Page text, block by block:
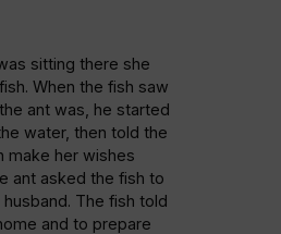
sitting there she
When the fish saw
ant was, he started
water, then told the
make her wishes
ant asked the fish to
The fish told
and to prepare